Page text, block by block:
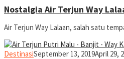
Nostalgia Air Terjun Way
Air Terjun Way Lalaan, salah satu
Destinasiyopiefranz
September 13, 2019April 29,